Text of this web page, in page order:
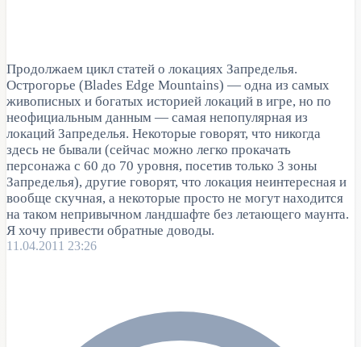
Продолжаем цикл статей о локациях Запределья.
Острогорье (Blades Edge Mountains) — одна из самых
живописных и богатых историей локаций в игре, но по
неофициальным данным — самая непопулярная из
локаций Запределья. Некоторые говорят, что никогда
здесь не бывали (сейчас можно легко прокачать
персонажа с 60 до 70 уровня, посетив только 3 зоны
Запределья), другие говорят, что локация неинтересная и
вообще скучная, а некоторые просто не могут находится
на таком непривычном ландшафте без летающего маунта.
Я хочу привести обратные доводы.
11.04.2011 23:26